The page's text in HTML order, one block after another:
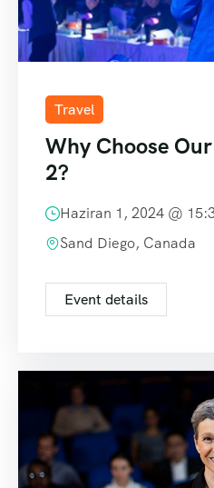
Travel
Why Choose
2?
Haziran 1, 2024 @
Sand Diego, Canada
Event details